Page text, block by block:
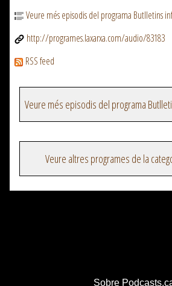
Veure més episodis del programa Butlletins
http://programes.laxarxa.com/audio/83183
RSS feed
Veure altres programes de la
Sobre